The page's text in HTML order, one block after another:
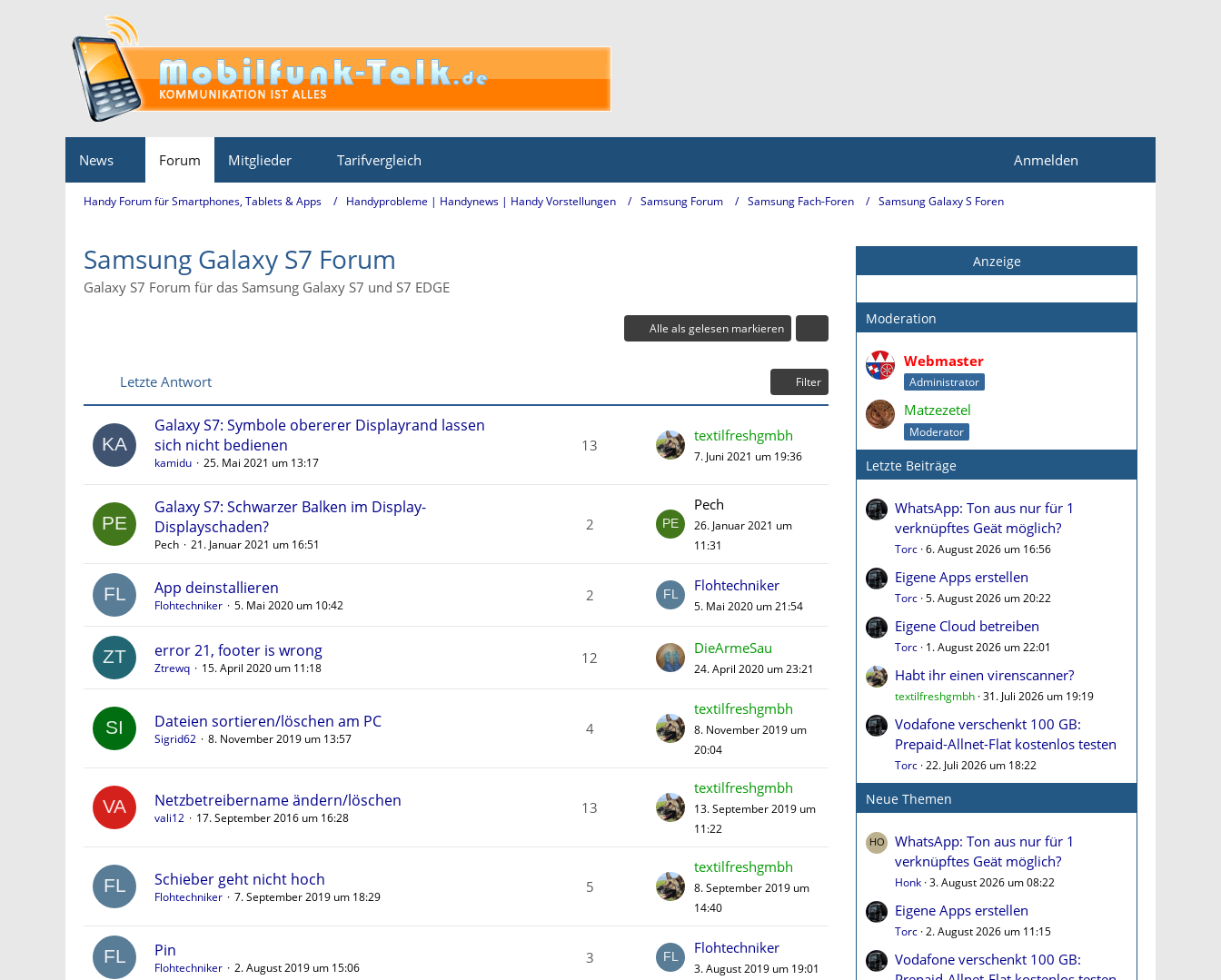
News Forum Mitglieder Tarifvergleich Anmelden
Handy Forum für Smartphones, Tablets & Apps Handyprobleme | Handynews | Handy Vorstellungen Samsung Forum Samsung Fach-Foren Samsung Galaxy S Foren
Samsung Galaxy S7 Forum
Galaxy S7 Forum für das Samsung Galaxy S7 und S7 EDGE
Alle als gelesen markieren
Letzte Antwort Filter
Galaxy S7: Symbole obererer Displayrand lassen
sich nicht bedienen
kamidu 25. Mai 2021 um 13:17
13
textilfreshgmbh
7. Juni 2021 um 19:36
Galaxy S7: Schwarzer Balken im Display-
Displayschaden?
Pech 21. Januar 2021 um 16:51
2
Pech
26. Januar 2021 um
11:31
App deinstallieren
Flohtechniker 5. Mai 2020 um 10:42
2
Flohtechniker
5. Mai 2020 um 21:54
error 21, footer is wrong
Ztrewq 15. April 2020 um 11:18
12
DieArmeSau
24. April 2020 um 23:21
Dateien sortieren/löschen am PC
Sigrid62 8. November 2019 um 13:57
4
textilfreshgmbh
8. November 2019 um
20:04
Netzbetreibername ändern/löschen
vali12 17. September 2016 um 16:28
13
textilfreshgmbh
13. September 2019 um
11:22
Schieber geht nicht hoch
Flohtechniker 7. September 2019 um 18:29
5
textilfreshgmbh
8. September 2019 um
14:40
Pin
Flohtechniker 2. August 2019 um 15:06
3
Flohtechniker
3. August 2019 um 19:01
Anzeige
Moderation
Webmaster
Administrator
Matzezetel
Moderator
Letzte Beiträge
WhatsApp: Ton aus nur für 1
verknüpftes Geät möglich?
Torc 6. August 2026 um 16:56
Eigene Apps erstellen
Torc 5. August 2026 um 20:22
Eigene Cloud betreiben
Torc 1. August 2026 um 22:01
Habt ihr einen virenscanner?
textilfreshgmbh 31. Juli 2026 um 19:19
Vodafone verschenkt 100 GB:
Prepaid-Allnet-Flat kostenlos testen
Torc 22. Juli 2026 um 18:22
Neue Themen
WhatsApp: Ton aus nur für 1
verknüpftes Geät möglich?
Honk 3. August 2026 um 08:22
Eigene Apps erstellen
Torc 2. August 2026 um 11:15
Vodafone verschenkt 100 GB: